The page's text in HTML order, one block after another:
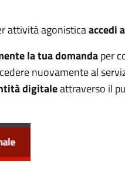
attività agonisticaaccedi
la tua domandaper
nuovamente al
digitaleattraverso il